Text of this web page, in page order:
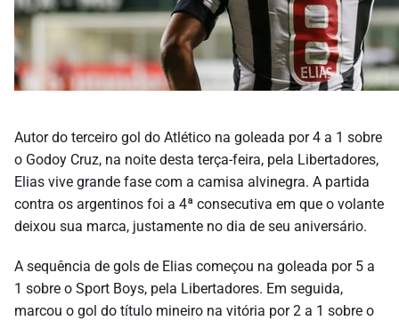
Autor do terceiro gol do Atlético na goleada por 4 a 1 sobre
o Godoy Cruz, na noite desta terça-feira, pela Libertadores,
Elias vive grande fase com a camisa alvinegra. A partida
contra os argentinos foi a 4ª consecutiva em que o volante
deixou sua marca, justamente no dia de seu aniversário.
A sequência de gols de Elias começou na goleada por 5 a
1 sobre o Sport Boys, pela Libertadores. Em seguida,
marcou o gol do título mineiro na vitória por 2 a 1 sobre o